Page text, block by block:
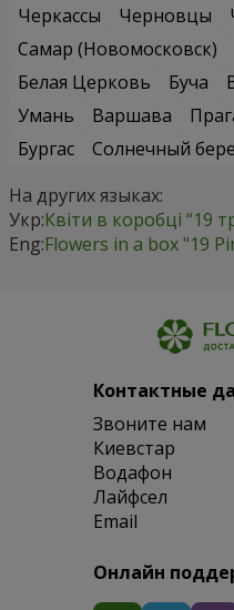
Черкассы
Черновцы
Самар (Новомосковск)
Белая Церковь
Буча
Умань
Варшава
Бургас
Солнечный
На других языках:
Укр:Квіти в коробці “19
Eng:Flowers in a box "19
Контактные
Звоните нам
Киевстар
Водафон
Лайфсел
Email
Онлайн